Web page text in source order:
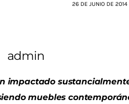
26 DE JUNIO DE 2014
admin
impactado
muebles